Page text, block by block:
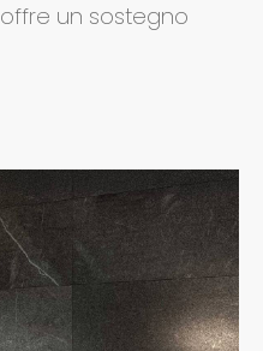
offre un sostegno